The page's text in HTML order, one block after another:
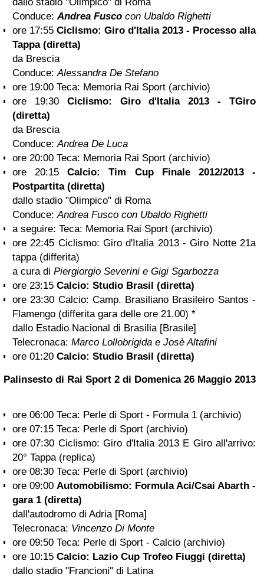
Conduce:Andrea Fusco con Ubaldo Righetti
ore 17:55 Ciclismo: Giro d'Italia 2013 - Processo alla
Tappa (diretta)
da Brescia
Conduce:Alessandra De Stefano
ore 19:00 Teca: Memoria Rai Sport (archivio)
ore 19:30 Ciclismo: Giro d'Italia 2013 - TGiro
(diretta)
da Brescia
Conduce:Andrea De Luca
ore 20:00 Teca: Memoria Rai Sport (archivio)
ore 20:15Calcio: Tim Cup Finale 2012/2013 -
Postpartita (diretta)
dallo stadio "Olimpico" di Roma
Conduce:Andrea Fusco con Ubaldo Righetti
a seguire: Teca: Memoria Rai Sport (archivio)
ore 22:45 Ciclismo: Giro d'Italia 2013 - Giro Notte 21a
tappa (differita)
a cura di Piergiorgio Severini e Gigi Sgarbozza
ore 23:15 Calcio: Studio Brasil (diretta)
ore 23:30 Calcio: Camp. Brasiliano Brasileiro Santos -
Flamengo (differita gara delle ore 21.00) *
dallo Estadio Nacional di Brasilia [Brasile]
Telecronaca: Marco Lollobrigida e Josè Altafini
ore 01:20 Calcio: Studio Brasil (diretta)
Palinsesto di Rai Sport 2 di Domenica 26 Maggio 2013
ore 06:00 Teca: Perle di Sport - Formula 1 (archivio)
ore 07:15 Teca: Perle di Sport (archivio)
ore 07:30 Ciclismo: Giro d'Italia 2013 E Giro all'arrivo:
20° Tappa (replica)
ore 08:30 Teca: Perle di Sport (archivio)
ore 09:00 Automobilismo: Formula Aci/Csai Abarth -
gara 1 (diretta)
dall'autodromo di Adria [Roma]
Telecronaca: Vincenzo Di Monte
ore 09:50 Teca: Perle di Sport - Calcio (archivio)
ore 10:15 Calcio: Lazio Cup Trofeo Fiuggi (diretta)
dallo stadio "Francioni" di Latina